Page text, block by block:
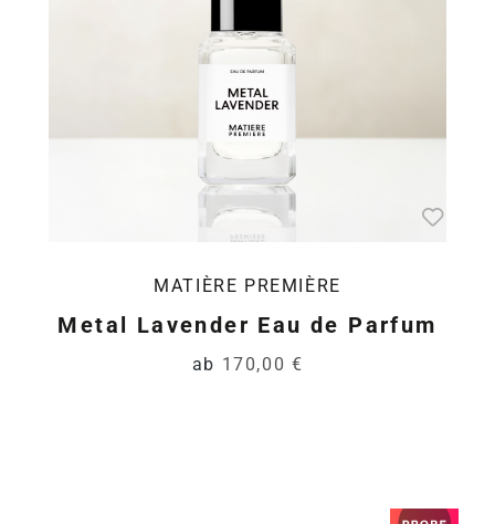
MATIÈRE PREMIÈRE
Metal Lavender Eau de Parfum
ab 170,00 €